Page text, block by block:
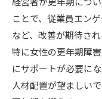
ことで、従業員エン
など、改善が期待さ
特に女性の更年期障
にサポートが必要に
人材配置が望ましいで